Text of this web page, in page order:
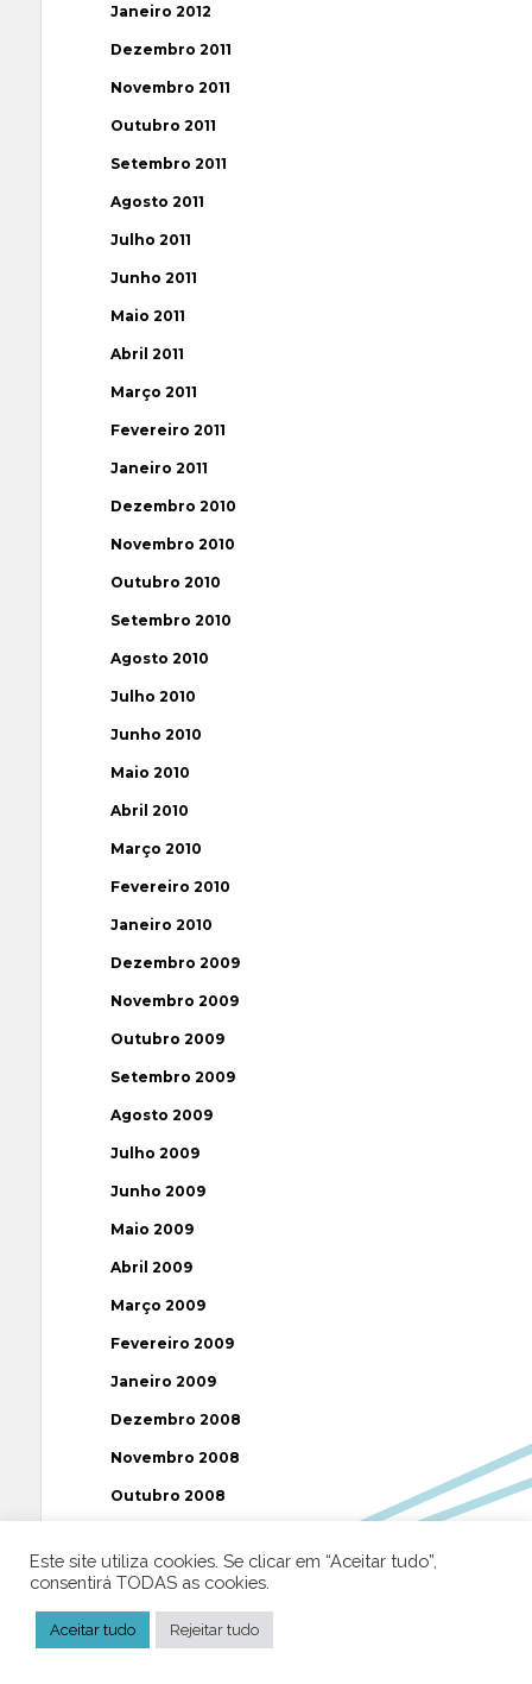
Janeiro 2012
Dezembro 2011
Novembro 2011
Outubro 2011
Setembro 2011
Agosto 2011
Julho 2011
Junho 2011
Maio 2011
Abril 2011
Março 2011
Fevereiro 2011
Janeiro 2011
Dezembro 2010
Novembro 2010
Outubro 2010
Setembro 2010
Agosto 2010
Julho 2010
Junho 2010
Maio 2010
Abril 2010
Março 2010
Fevereiro 2010
Janeiro 2010
Dezembro 2009
Novembro 2009
Outubro 2009
Setembro 2009
Agosto 2009
Julho 2009
Junho 2009
Maio 2009
Abril 2009
Março 2009
Fevereiro 2009
Janeiro 2009
Dezembro 2008
Novembro 2008
Outubro 2008
Agosto 2008
Julho 2008
Junho 2008
Este site utiliza cookies. Se clicar em “Aceitar tudo”,
consentirá TODAS as cookies.
Aceitar tudo Rejeitar tudo